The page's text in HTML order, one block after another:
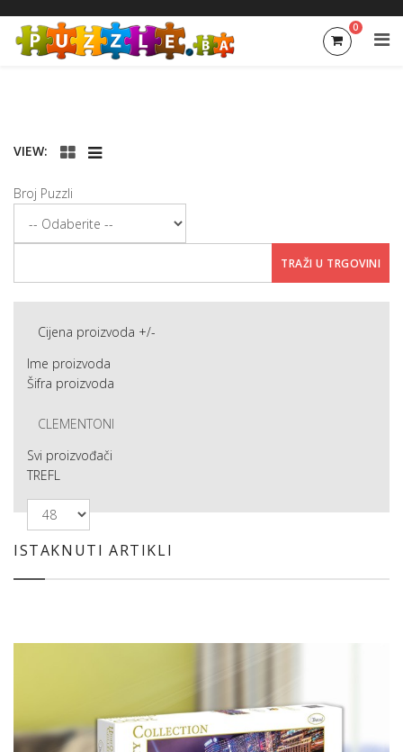
0
VIEW:
Broj Puzzli
Cijena proizvoda +/-
Ime proizvoda
Šifra proizvoda
CLEMENTONI
Svi proizvođači
TREFL
ISTAKNUTI ARTIKLI